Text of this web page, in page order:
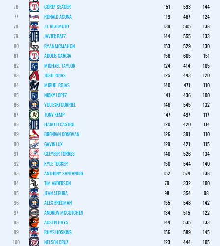
76
COREY SEAGER 151 593
144
77
RONALD ACUNA 119 467
124
78
J.T. REALMUTO 139 505
138
79
JAVIER BAEZ 144 555
133
80
RYAN MCMAHON 153 529
130
81
ADOLIS GARCIA 156 605
151
82
MICHAEL TAYLOR 124 414
105
83
JOSH ROJAS 125 443
120
84
MIGUEL ROJAS 140 471
110
85
NICKY LOPEZ 141 436
100
86
YULIESKI GURRIEL 146 545
132
87
TONY KEMP 147 497
117
88
HAROLD CASTRO 120 420
114
89
BRENDAN DONOVAN 126 391
110
90
GAVIN LUX 129 421
115
91
GLEYBER TORRES 140 526
134
92
KYLE TUCKER 150 544
140
93
ANTHONY SANTANDER 152 574
138
94
TIM ANDERSON 79 332
100
95
JEAN SEGURA 98 354
98
96
ALEX BREGMAN 155 548
142
97
ANDREW MCCUTCHEN 134 515
122
98
AUSTIN HAYS 144 535
133
99
RHYS HOSKINS 156 589
145
100
NELSON CRUZ 123 444
105